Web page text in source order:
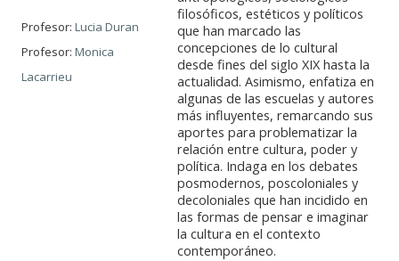
filosóficos, estéticos y políticos
que han marcado las
concepciones de lo cultural
desde fines del siglo XIX hasta la
actualidad. Asimismo, enfatiza en
algunas de las escuelas y autores
más influyentes, remarcando sus
aportes para problematizar la
relación entre cultura, poder y
política. Indaga en los debates
posmodernos, poscoloniales y
decoloniales que han incidido en
las formas de pensar e imaginar
la cultura en el contexto
contemporáneo.
Profesor:Lucia Duran
Profesor:Monica
Lacarrieu